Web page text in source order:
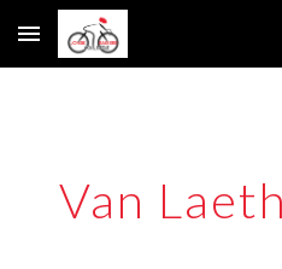
Skip to main content
Van